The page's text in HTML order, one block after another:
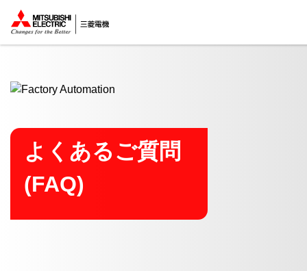
ここから本文
よくあるご質問
(FAQ)